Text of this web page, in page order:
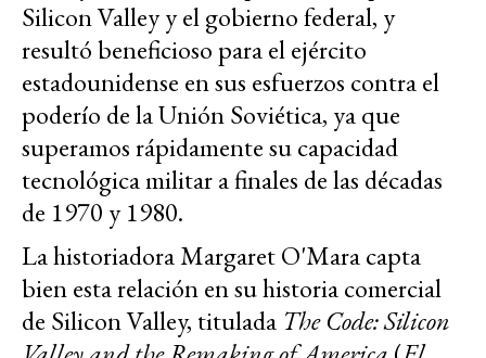
Silicon Valley y el gobierno federal, y
resultó beneficioso para el ejército
estadounidense en sus esfuerzos contra el
poderío de la Unión Soviética, ya que
superamos rápidamente su capacidad
tecnológica militar a finales de las décadas
de 1970 y 1980.
La historiadora Margaret O'Mara capta
bien esta relación en su historia comercial
de Silicon Valley, titulada The Code: Silicon